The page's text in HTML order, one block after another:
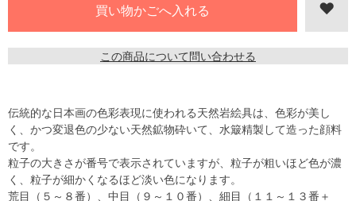
この商品について問い合わせる
伝統的な日本画の色彩表現に使われる天然岩絵具は、色彩が美し
く、かつ変退色の少ない天然鉱物砕いて、水簸精製して造った顔料
です。
粒子の大きさが番号で表示されていますが、粒子が粗いほど色が濃
く、粒子が細かくなるほど淡い色になります。
荒目（５～８番）、中目（９～１０番）、細目（１１～１３番＋